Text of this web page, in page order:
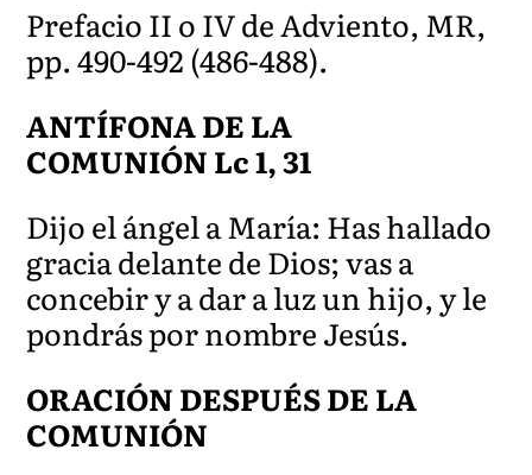
Prefacio II o IV de Adviento, MR,
pp. 490-492 (486-488).
ANTÍFONA DE LA
COMUNIÓN Lc 1, 31
Dijo el ángel a María: Has hallado
gracia delante de Dios; vas a
concebir y a dar a luz un hijo, y le
pondrás por nombre Jesús.
ORACIÓN DESPUÉS DE LA
COMUNIÓN